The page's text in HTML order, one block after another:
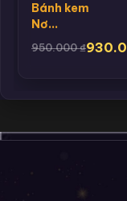
Bánh kem
Nơ
Fondant
LV MICKEY
950.000₫